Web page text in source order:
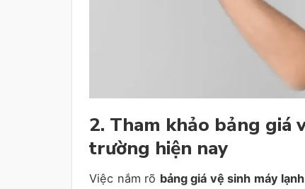
2. Tham khảo bảng giá
trường hiện nay
Việc nắm rõ bảng giá vệ sinh máy lạnh